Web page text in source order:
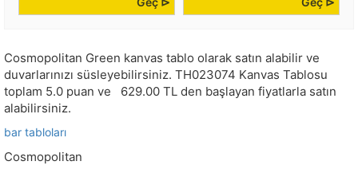
Cosmopolitan Green kanvas tablo olarak satın alabilir ve
duvarlarınızı süsleyebilirsiniz. TH023074 Kanvas Tablosu
toplam 5.0 puan ve 629.00 TL den başlayan fiyatlarla satın
alabilirsiniz.
bar tabloları
Cosmopolitan